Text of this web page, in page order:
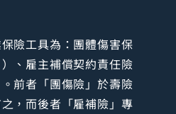
險工具為：團體傷害保
、雇主補償契約責任險
。前者「團傷險」於壽險
，而後者「雇補險」專